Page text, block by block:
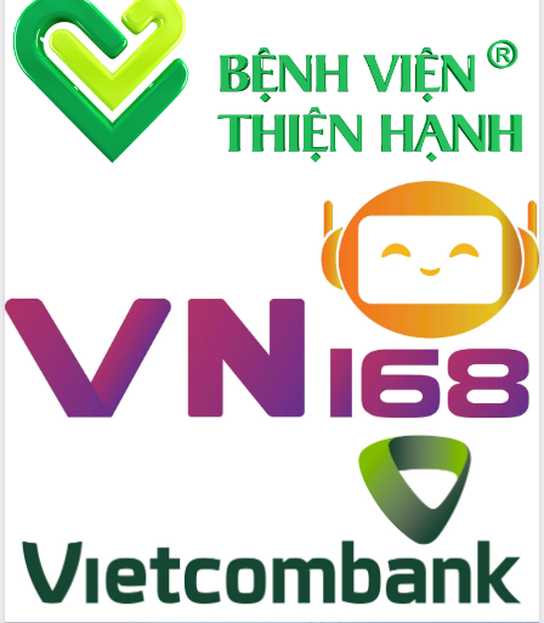
Xây dựng nền hành chính số đồng
hành cùng nông dân dân, doanh nghiệp
Giai đoạn 2026-2030, Đắk Lắk phấn
đấu có 77% xã đạt chuẩn nông thôn
Chuyển đổi số 'mở đường' cho nông
Ứng dụng sinh trắc học - Bước tiến
trong hành trình chuyển đổi số tại Đắk
Lắk
Đắk Lắk nâng cao hiệu quả công tác
Đảng từ Sổ tay đảng viên điện tử
chuyển đổi số cho cán bộ, công chức
cấp xã
Đắk Lắk phát động hưởng ứng Ngày
Quyền của người tiêu dùng Việt Nam